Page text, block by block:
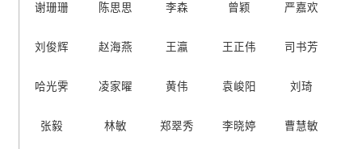
谢珊珊 陈思思 李森 曾颖 严嘉欢
刘俊辉 赵海燕 王瀛 王正伟 司书芳
哈光霁 凌家曜 黄伟 袁峻阳 刘琦
张毅 林敏 郑翠秀 李晓婷 曹慧敏